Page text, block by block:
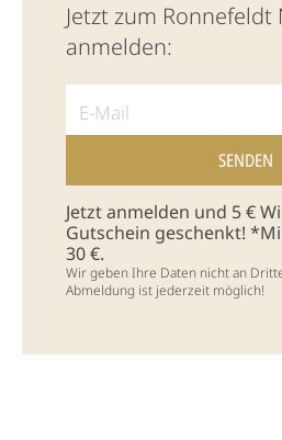
Jetzt zum
anmelden:
Jetzt anmelden und 5 €
Gutschein geschenkt!
30 €.
Wir geben Ihre Daten nicht an
Abmeldung ist jederzeit möglich!